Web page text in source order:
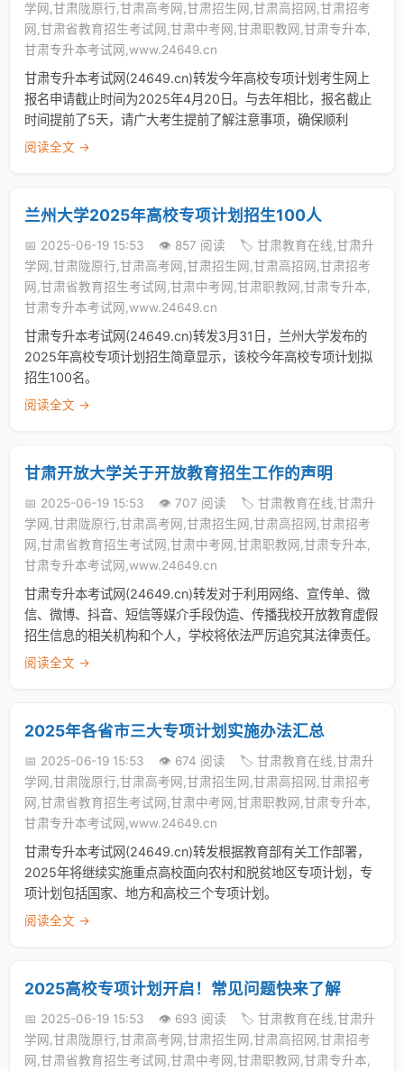
学网,甘肃陇原行,甘肃高考网,甘肃招生网,甘肃高招网,甘肃招考
网,甘肃省教育招生考试网,甘肃中考网,甘肃职教网,甘肃专升本,
甘肃专升本考试网,www.24649.cn
甘肃专升本考试网(24649.cn)转发今年高校专项计划考生网上
报名申请截止时间为2025年4月20日。与去年相比，报名截止
时间提前了5天，请广大考生提前了解注意事项，确保顺利
阅读全文 →
兰州大学2025年高校专项计划招生100人
📅 2025-06-19 15:53 👁️ 857 阅读
🏷️ 甘肃教育在线,甘肃升
学网,甘肃陇原行,甘肃高考网,甘肃招生网,甘肃高招网,甘肃招考
网,甘肃省教育招生考试网,甘肃中考网,甘肃职教网,甘肃专升本,
甘肃专升本考试网,www.24649.cn
甘肃专升本考试网(24649.cn)转发3月31日，兰州大学发布的
2025年高校专项计划招生简章显示，该校今年高校专项计划拟
招生100名。
阅读全文 →
甘肃开放大学关于开放教育招生工作的声明
📅 2025-06-19 15:53 👁️ 707 阅读
🏷️ 甘肃教育在线,甘肃升
学网,甘肃陇原行,甘肃高考网,甘肃招生网,甘肃高招网,甘肃招考
网,甘肃省教育招生考试网,甘肃中考网,甘肃职教网,甘肃专升本,
甘肃专升本考试网,www.24649.cn
甘肃专升本考试网(24649.cn)转发对于利用网络、宣传单、微
信、微博、抖音、短信等媒介手段伪造、传播我校开放教育虚假
招生信息的相关机构和个人，学校将依法严厉追究其法律责任。
阅读全文 →
2025年各省市三大专项计划实施办法汇总
📅 2025-06-19 15:53 👁️ 674 阅读
🏷️ 甘肃教育在线,甘肃升
学网,甘肃陇原行,甘肃高考网,甘肃招生网,甘肃高招网,甘肃招考
网,甘肃省教育招生考试网,甘肃中考网,甘肃职教网,甘肃专升本,
甘肃专升本考试网,www.24649.cn
甘肃专升本考试网(24649.cn)转发根据教育部有关工作部署，
2025年将继续实施重点高校面向农村和脱贫地区专项计划，专
项计划包括国家、地方和高校三个专项计划。
阅读全文 →
2025高校专项计划开启！常见问题快来了解
📅 2025-06-19 15:53 👁️ 693 阅读
🏷️ 甘肃教育在线,甘肃升
学网,甘肃陇原行,甘肃高考网,甘肃招生网,甘肃高招网,甘肃招考
网,甘肃省教育招生考试网,甘肃中考网,甘肃职教网,甘肃专升本,